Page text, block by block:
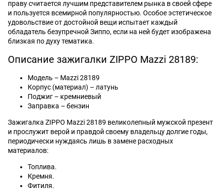
праву считается лучшим представителем рынка в своей сфере
и пользуется всемирной популярностью. Особое эстетическое
удовольствие от достойной вещи испытает каждый
обладатель безупречной Зиппо, если на ней будет изображена
близкая по духу тематика.
Описание зажигалки ZIPPO Mazzi 28189:
Модель – Mazzi 28189
Корпус (материал) – латунь
Поджиг – кремниевый
Заправка – бензин
Зажигалка ZIPPO Mazzi 28189 великолепный мужской презент
и прослужит верой и правдой своему владельцу долгие годы,
периодически нуждаясь лишь в замене расходных
материалов:
Топлива.
Кремня.
Фитиля.